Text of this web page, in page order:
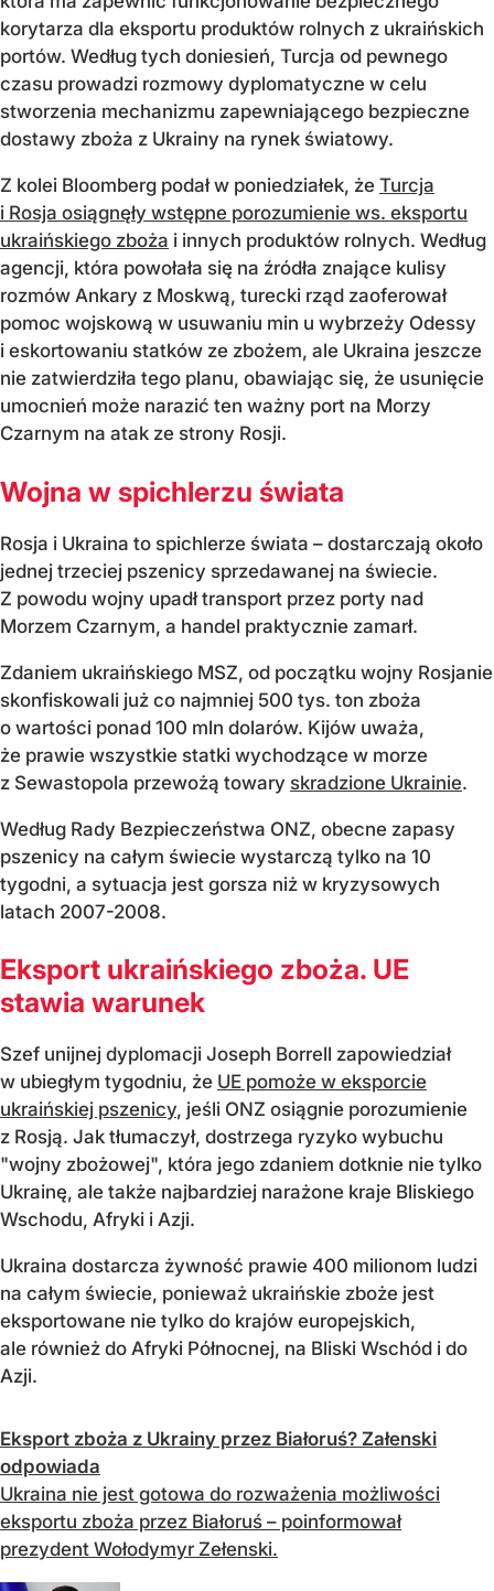
korytarza dla eksportu produktów rolnych z ukraińskich
portów. Według tych doniesień, Turcja od pewnego
czasu prowadzi rozmowy dyplomatyczne w celu
stworzenia mechanizmu zapewniającego bezpieczne
dostawy zboża z Ukrainy na rynek światowy.
Z kolei Bloomberg podał w poniedziałek, że Turcja
i Rosja osiągnęły wstępne porozumienie ws. eksportu
ukraińskiego zboża i innych produktów rolnych. Według
agencji, która powołała się na źródła znające kulisy
rozmów Ankary z Moskwą, turecki rząd zaoferował
pomoc wojskową w usuwaniu min u wybrzeży Odessy
i eskortowaniu statków ze zbożem, ale Ukraina jeszcze
nie zatwierdziła tego planu, obawiając się, że usunięcie
umocnień może narazić ten ważny port na Morzy
Czarnym na atak ze strony Rosji.
Wojna w spichlerzu świata
Rosja i Ukraina to spichlerze świata – dostarczają około
jednej trzeciej pszenicy sprzedawanej na świecie.
Z powodu wojny upadł transport przez porty nad
Morzem Czarnym, a handel praktycznie zamarł.
Zdaniem ukraińskiego MSZ, od początku wojny Rosjanie
skonfiskowali już co najmniej 500 tys. ton zboża
o wartości ponad 100 mln dolarów. Kijów uważa,
że prawie wszystkie statki wychodzące w morze
z Sewastopola przewożą towary skradzione Ukrainie.
Według Rady Bezpieczeństwa ONZ, obecne zapasy
pszenicy na całym świecie wystarczą tylko na 10
tygodni, a sytuacja jest gorsza niż w kryzysowych
latach 2007-2008.
Eksport ukraińskiego zboża. UE
stawia warunek
Szef unijnej dyplomacji Joseph Borrell zapowiedział
w ubiegłym tygodniu, że UE pomoże w eksporcie
ukraińskiej pszenicy, jeśli ONZ osiągnie porozumienie
z Rosją. Jak tłumaczył, dostrzega ryzyko wybuchu
"wojny zbożowej", która jego zdaniem dotknie nie tylko
Ukrainę, ale także najbardziej narażone kraje Bliskiego
Wschodu, Afryki i Azji.
Ukraina dostarcza żywność prawie 400 milionom ludzi
na całym świecie, ponieważ ukraińskie zboże jest
eksportowane nie tylko do krajów europejskich,
ale również do Afryki Północnej, na Bliski Wschód i do
Azji.
Eksport zboża z Ukrainy przez Białoruś? Załenski
odpowiada
Ukraina nie jest gotowa do rozważenia możliwości
eksportu zboża przez Białoruś – poinformował
prezydent Wołodymyr Zełenski.